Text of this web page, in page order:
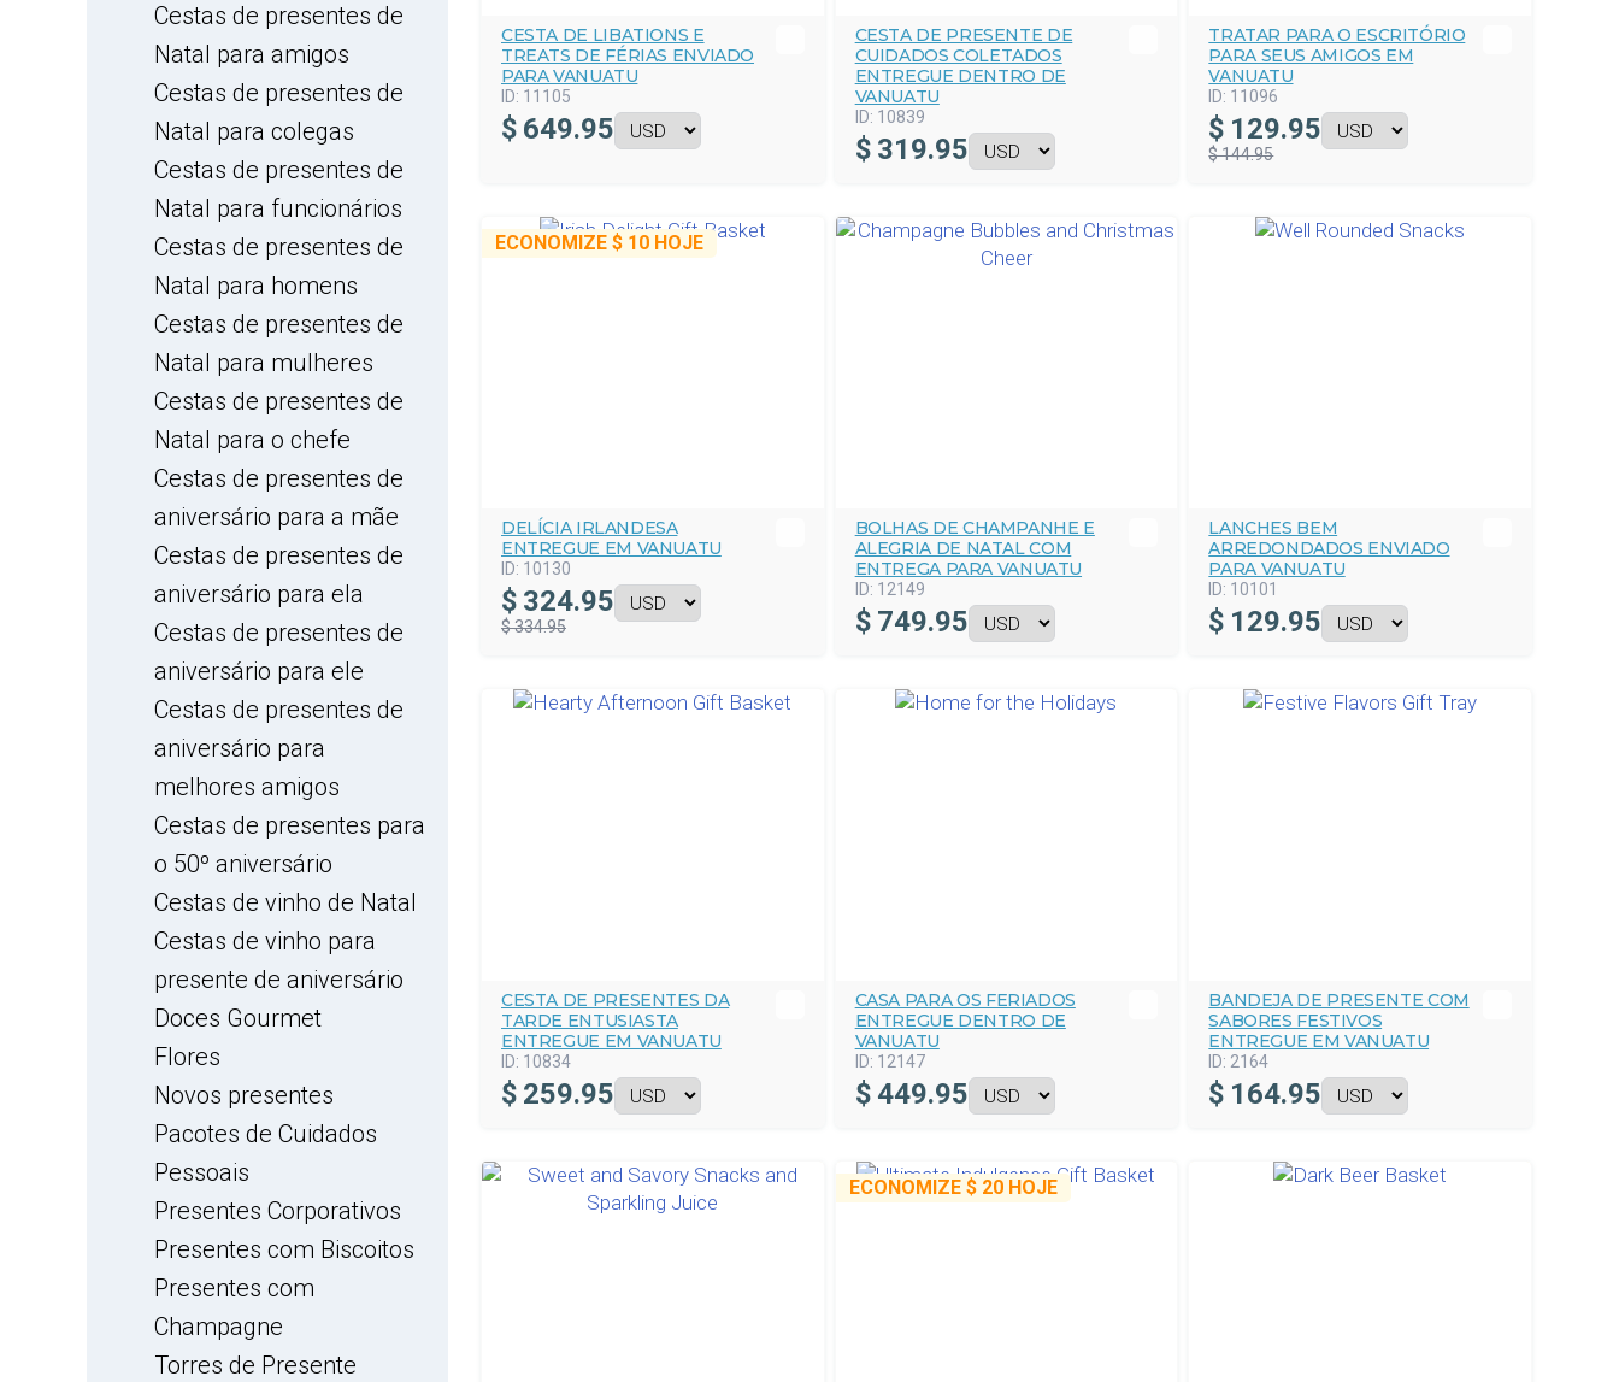
Cestas de presentes de
Natal para amigos
Cestas de presentes de
Natal para colegas
Cestas de presentes de
Natal para funcionários
Cestas de presentes de
Natal para homens
Cestas de presentes de
Natal para mulheres
Cestas de presentes de
Natal para o chefe
Cestas de presentes de
aniversário para a mãe
Cestas de presentes de
aniversário para ela
Cestas de presentes de
aniversário para ele
Cestas de presentes de
aniversário para
melhores amigos
Cestas de presentes para
o 50º aniversário
Cestas de vinho de Natal
Cestas de vinho para
presente de aniversário
Doces Gourmet
Flores
Novos presentes
Pacotes de Cuidados
Pessoais
Presentes Corporativos
Presentes com Biscoitos
Presentes com
Champagne
Torres de Presente
CESTA DE LIBATIONS E
TREATS DE FÉRIAS ENVIADO
PARA VANUATU
ID: 11105
$ 649.95
CESTA DE PRESENTE DE
CUIDADOS COLETADOS
ENTREGUE DENTRO DE
VANUATU
ID: 10839
$ 319.95
TRATAR PARA O ESCRITÓRIO
PARA SEUS AMIGOS EM
VANUATU
ID: 11096
$ 129.95
$ 144.95
ECONOMIZE $ 10 HOJE
DELÍCIA IRLANDESA
ENTREGUE EM VANUATU
ID: 10130
$ 324.95
$ 334.95
BOLHAS DE CHAMPANHE E
ALEGRIA DE NATAL COM
ENTREGA PARA VANUATU
ID: 12149
$ 749.95
LANCHES BEM
ARREDONDADOS ENVIADO
PARA VANUATU
ID: 10101
$ 129.95
CESTA DE PRESENTES DA
TARDE ENTUSIASTA
ENTREGUE EM VANUATU
ID: 10834
$ 259.95
CASA PARA OS FERIADOS
ENTREGUE DENTRO DE
VANUATU
ID: 12147
$ 449.95
BANDEJA DE PRESENTE COM
SABORES FESTIVOS
ENTREGUE EM VANUATU
ID: 2164
$ 164.95
ECONOMIZE $ 20HOJE